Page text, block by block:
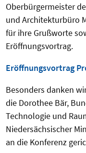
Oberbürgermeister
und Architekturbüro
für ihre Grußworte
Eröffnungsvortrag.
Eröffnungsvortrag
Besonders danken
die Dorothee Bär,
Technologie und
Niedersächsischer
an die Konferenz